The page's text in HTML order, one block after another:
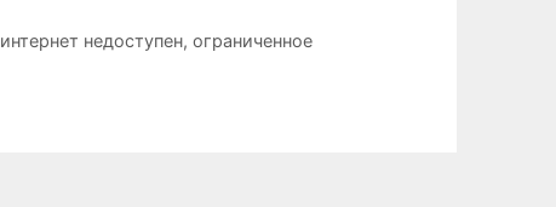
интернет недоступен, ограниченное